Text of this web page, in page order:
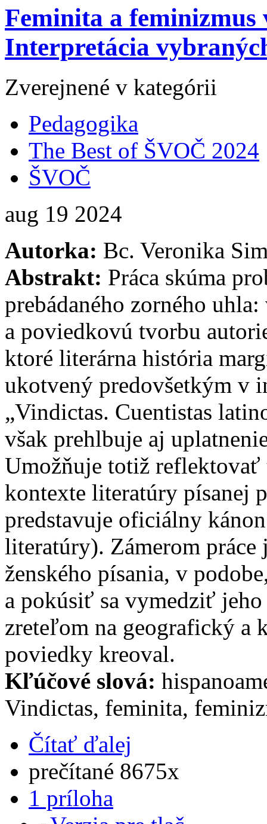
Feminita a
Interpretácia
Zverejnené v kategórii
Pedagogika
The Best of ŠVOČ 2024
ŠVOČ
aug 19 2024
Autorka: Bc. Veronika
Abstrakt: Práca skúma
prebádaného zorného
a poviedkovú tvorbu
ktoré literárna história
ukotvený predovšetkým v
„Vindictas. Cuentistas
však prehlbuje aj
Umožňuje totiž
kontexte literatúry písanej
predstavuje oficiálny
literatúry). Zámerom
ženského písania, v
a pokúsiť sa vymedziť
zreteľom na geografický a
poviedky kreoval.
Kľúčové slová:
Vindictas, feminita,
Čítať ďalej
prečítané 8675x
1 príloha